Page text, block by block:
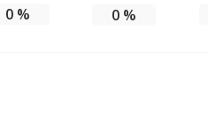
0% 0 %